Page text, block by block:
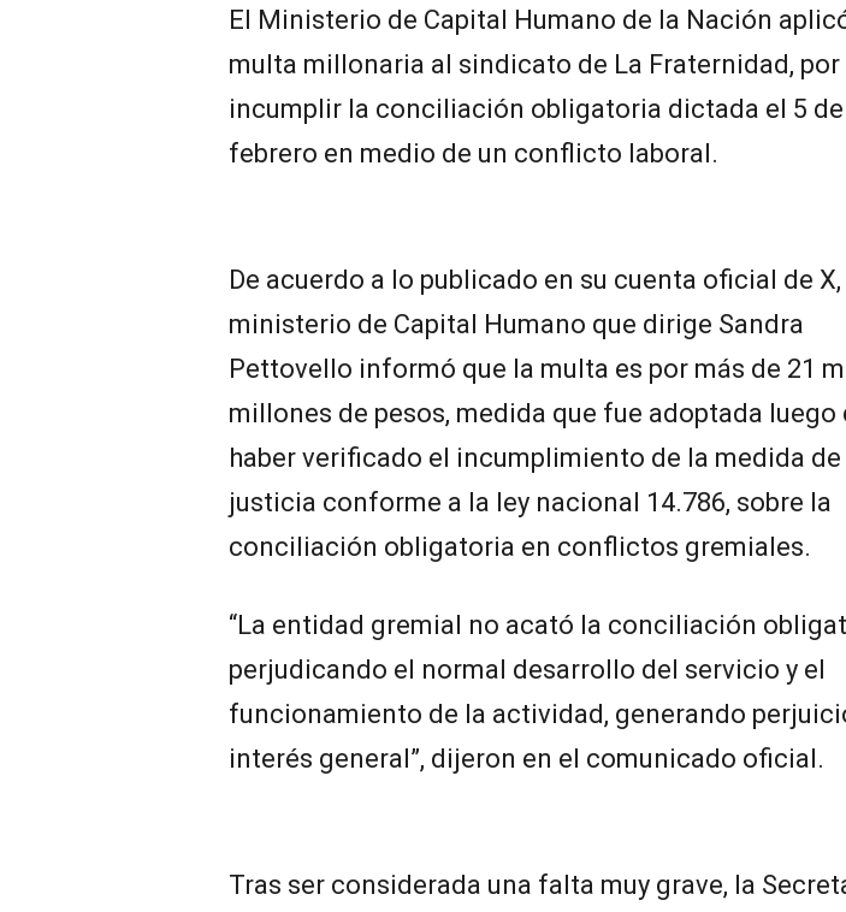
El Ministerio de Capital Humano de la Nación
multa millonaria al sindicato de La Fraternidad, por
incumplir la conciliación obligatoria dictada el 5 de
febrero en medio de un conflicto laboral.
De acuerdo a lo publicado en su cuenta oficial de X,
ministerio de Capital Humano que dirige Sandra
Pettovello informó que la multa es por más de 21
millones de pesos, medida que fue adoptada luego
haber verificado el incumplimiento de la medida de
justicia conforme a la ley nacional 14.786, sobre la
conciliación obligatoria en conflictos gremiales.
“La entidad gremial no acató la conciliación
perjudicando el normal desarrollo del servicio y el
funcionamiento de la actividad, generando
interés general”, dijeron en el comunicado oficial.
Tras ser considerada una falta muy grave, la